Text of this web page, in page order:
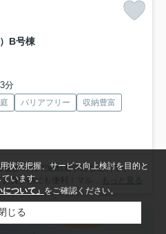
B号棟
分
バリアフリー
収納豊富
歩13分で通勤通学にも便利です！
買い物にも便利！マル... もっと見る
状況把握、サービス向上検討を目的と
います。
ついて」 をご確認ください。
じる